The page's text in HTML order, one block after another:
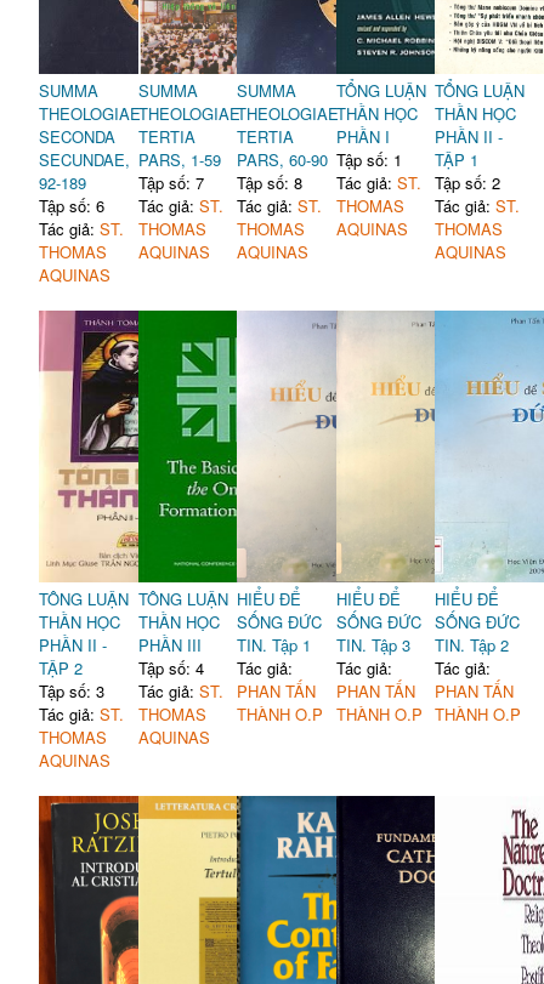
SUMMA
THEOLOGIAE
SECONDA
SECUNDAE,
92-189
Tập số: 6
Tác giả:ST.
THOMAS
AQUINAS
SUMMA
THEOLOGIAE
TERTIA
PARS, 1-59
Tập số: 7
Tác giả: ST.
THOMAS
AQUINAS
SUMMA
THEOLOGIAE
TERTIA
PARS, 60-90
Tập số: 8
Tác giả:ST.
THOMAS
AQUINAS
TỔNG LUẬN
THẦN HỌC
PHẦN I
Tập số: 1
Tác giả: ST.
THOMAS
AQUINAS
TỔNG LUẬN
THẦN HỌC
PHẦN II -
TẬP 1
Tập số: 2
Tác giả:ST.
THOMAS
AQUINAS
TÔNG LUẬN
THẦN HỌC
PHẦN II -
TẬP 2
Tập số: 3
Tác giả:ST.
THOMAS
AQUINAS
TÔNG LUẬN
THẦN HỌC
PHẦN III
Tập số: 4
Tác giả: ST.
THOMAS
AQUINAS
HIỂU ĐỂ
SỐNG ĐỨC
TIN. Tập 1
Tác giả:
PHAN TẤN
THÀNH O.P
HIỂU ĐỂ
SỐNG ĐỨC
TIN. Tập 3
Tác giả:
PHAN TẤN
THÀNH O.P
HIỂU ĐỂ
SỐNG ĐỨC
TIN. Tập 2
Tác giả:
PHAN TẤN
THÀNH O.P